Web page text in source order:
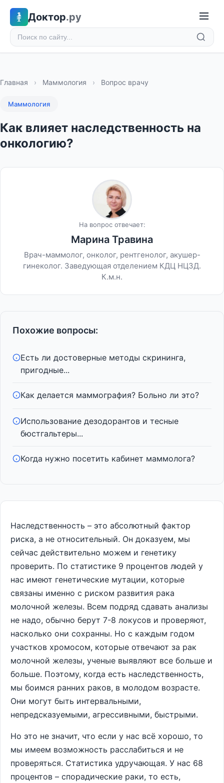
Доктор.ру
Главная › Маммология › Вопрос врачу
Маммология
Как влияет наследственность на
онкологию?
На вопрос отвечает:
Марина Травина
Врач-маммолог, онколог, рентгенолог, акушер-
гинеколог. Заведующая отделением КДЦ НЦЗД.
К.м.н.
Похожие вопросы:
Есть ли достоверные методы скрининга,
пригодные...
Как делается маммография? Больно ли это?
Использование дезодорантов и тесные
бюстгальтеры...
Когда нужно посетить кабинет маммолога?
Наследственность – это абсолютный фактор
риска, а не относительный. Он доказуем, мы
сейчас действительно можем и генетику
проверить. По статистике 9 процентов людей у
нас имеют генетические мутации, которые
связаны именно с риском развития рака
молочной железы. Всем подряд сдавать анализы
не надо, обычно берут 7-8 локусов и проверяют,
насколько они сохранны. Но с каждым годом
участков хромосом, которые отвечают за рак
молочной железы, ученые выявляют все больше и
больше. Поэтому, когда есть наследственность,
мы боимся ранних раков, в молодом возрасте.
Они могут быть интервальными,
непредсказуемыми, агрессивными, быстрыми.
Но это не значит, что если у нас всё хорошо, то
мы имеем возможность расслабиться и не
проверяться. Статистика удручающая. У нас 68
процентов – спорадические раки, то есть,